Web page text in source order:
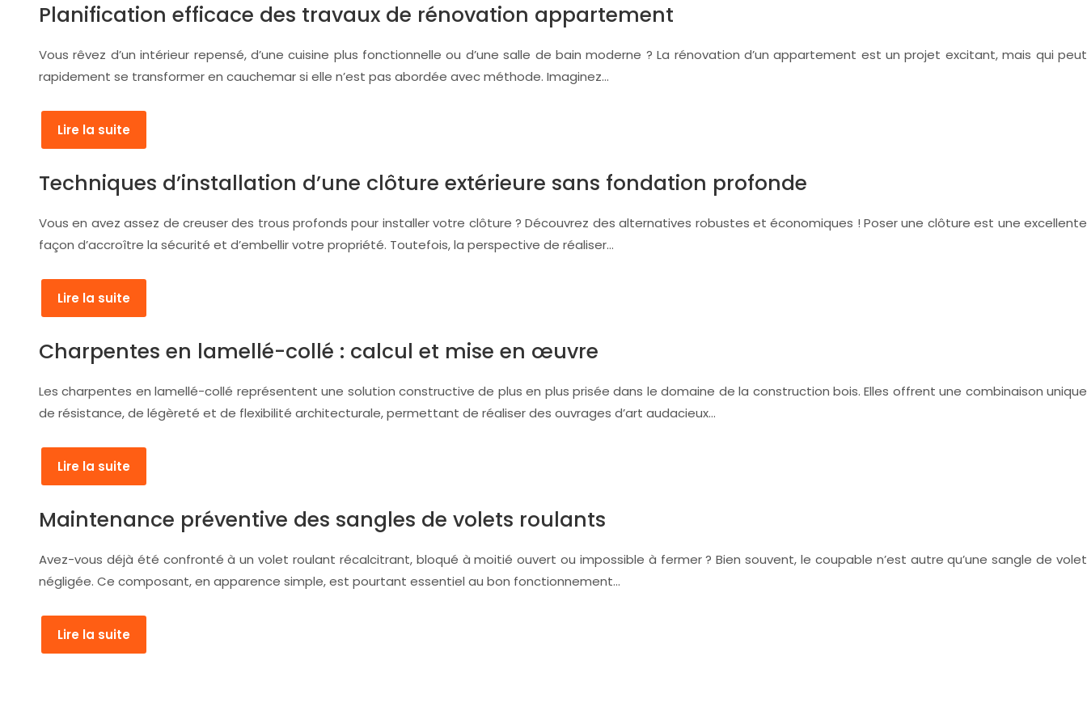
Planification efficace des travaux de rénovation appartement
Vous rêvez d’un intérieur repensé, d’une cuisine plus fonctionnelle ou d’une salle de bain moderne ? La rénovation d’un appartement est un projet excitant, mais qui peut
rapidement se transformer en cauchemar si elle n’est pas abordée avec méthode. Imaginez…
Lire la suite
Techniques d’installation d’une clôture extérieure sans fondation profonde
Vous en avez assez de creuser des trous profonds pour installer votre clôture ? Découvrez des alternatives robustes et économiques ! Poser une clôture est une excellente
façon d’accroître la sécurité et d’embellir votre propriété. Toutefois, la perspective de réaliser…
Lire la suite
Charpentes en lamellé-collé : calcul et mise en œuvre
Les charpentes en lamellé-collé représentent une solution constructive de plus en plus prisée dans le domaine de la construction bois. Elles offrent une combinaison unique
de résistance, de légèreté et de flexibilité architecturale, permettant de réaliser des ouvrages d’art audacieux…
Lire la suite
Maintenance préventive des sangles de volets roulants
Avez-vous déjà été confronté à un volet roulant récalcitrant, bloqué à moitié ouvert ou impossible à fermer ? Bien souvent, le coupable n’est autre qu’une sangle de volet
négligée. Ce composant, en apparence simple, est pourtant essentiel au bon fonctionnement…
Lire la suite